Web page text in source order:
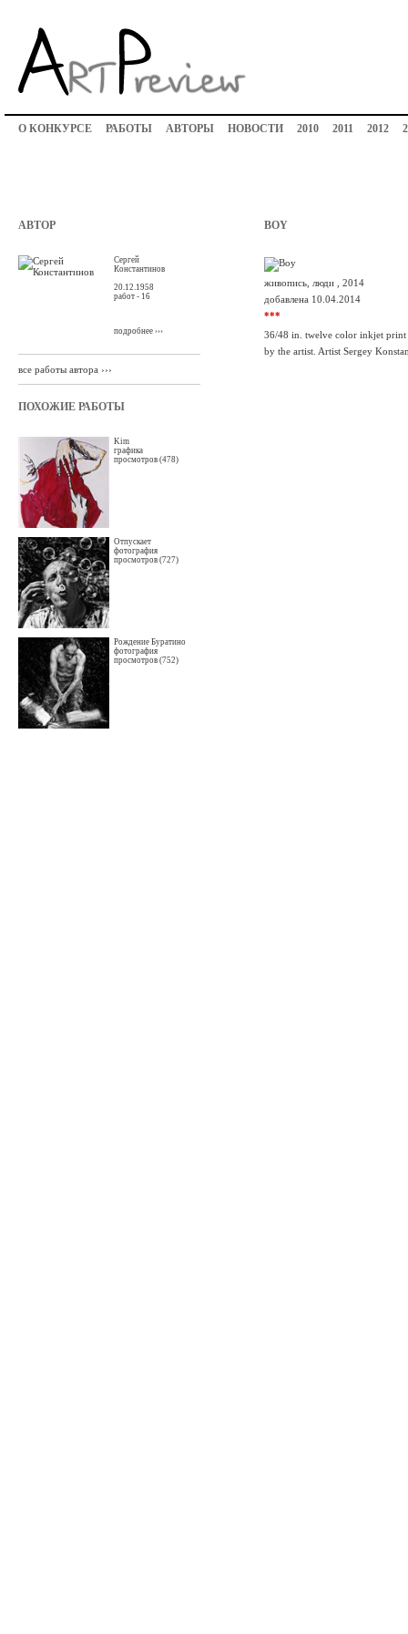
О КОНКУРСЕ РАБОТЫ АВТОРЫ НОВОСТИ 2010 2011 2012
АВТОР
Сергей
Константинов
20.12.1958
работ - 16
подробнее ›››
все работы автора ›››
ПОХОЖИЕ РАБОТЫ
Kim
графика
просмотров (478)
Отпускает
фотография
просмотров (727)
Рождение Буратино
фотография
просмотров (752)
BOY
живопись, люди , 2014
добавлена 10.04.2014
***
36/48 in. twelve color inkjet
by the artist. Artist Sergey